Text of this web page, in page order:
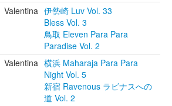
Valentina 伊勢崎 Luv Vol. 33
Bless Vol. 3
鳥取 Eleven Para Para
Paradise Vol. 2
Valentina 横浜 Maharaja Para Para
Night Vol. 5
新宿 Ravenous ラビナスへの
道 Vol. 2